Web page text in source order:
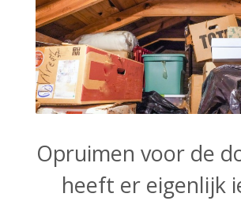
Opruimen voor de
heeft er eigenlijk